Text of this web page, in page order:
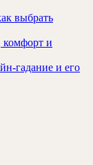
выбрать
комфорт и
гадание и его